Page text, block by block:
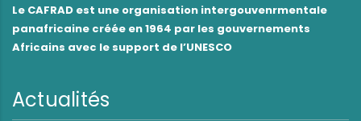
Le CAFRAD est une organisation intergouvenrmentale
panafricaine créée en 1964 par les gouvernements
Africains avec le support de l’UNESCO
Actualités